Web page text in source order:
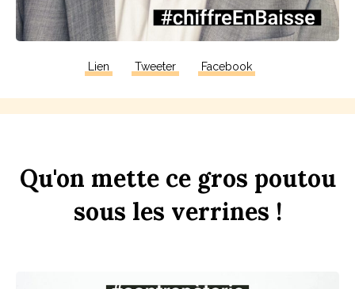
Lien Tweeter Facebook
Qu'on mette ce gros poutou
sous les verrines !